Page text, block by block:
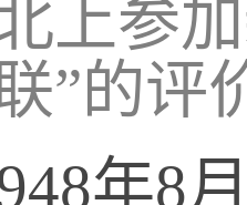
上参
”的评
年8